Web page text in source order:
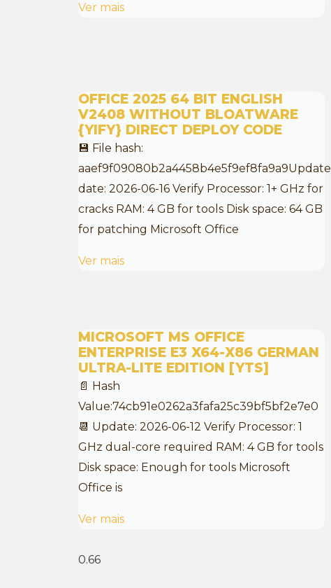
Ver mais
OFFICE 2025 64 BIT ENGLISH
V2408 WITHOUT BLOATWARE
{YIFY} DIRECT DEPLOY CODE
💾 File hash:
aaef9f09080b2a4458b4e5f9ef8fa9a9Update
date: 2026-06-16 Verify Processor: 1+ GHz for
cracks RAM: 4 GB for tools Disk space: 64 GB
for patching Microsoft Office
Ver mais
MICROSOFT MS OFFICE
ENTERPRISE E3 X64-X86 GERMAN
ULTRA-LITE EDITION [YTS]
📄 Hash
Value:74cb91e0262a3fafa25c39bf5bf2e7e0
📆 Update: 2026-06-12 Verify Processor: 1
GHz dual-core required RAM: 4 GB for tools
Disk space: Enough for tools Microsoft
Office is
Ver mais